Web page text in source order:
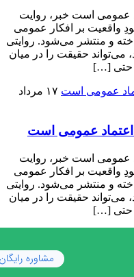
عمومی است خبر، روایت
واقعیت بر افکار عمومی
و منتشر می‌شود. روایتی
می‌تواند حقیقت را در میان
و حتی […]
۱۷ مرداد
اعتماد عمومی است
عمومی است خبر، روایت
واقعیت بر افکار عمومی
و منتشر می‌شود. روایتی
می‌تواند حقیقت را در میان
و حتی […]